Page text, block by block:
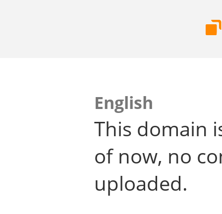
English
This domain
of now, no
uploaded.